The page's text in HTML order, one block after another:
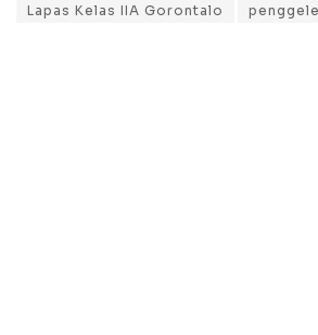
Lapas Kelas IIA Gorontalo